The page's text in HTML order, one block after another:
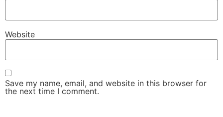
Website
Save my name, email, and website in this browser for
the next time I comment.